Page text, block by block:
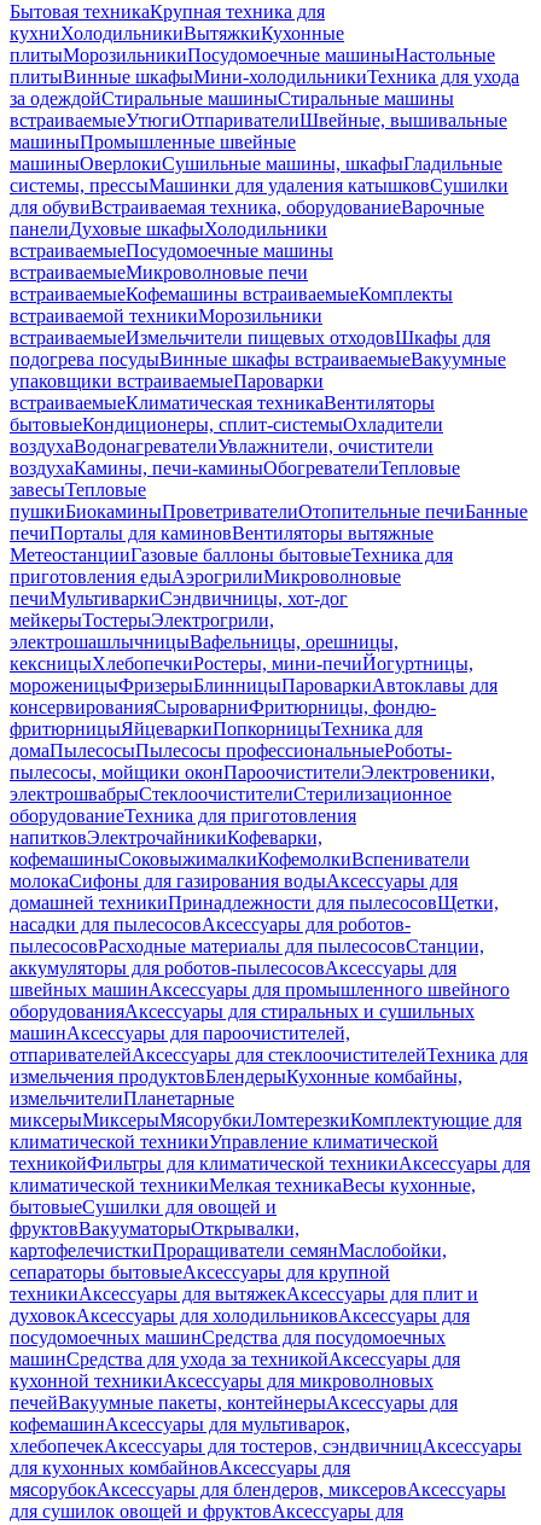
Бытовая техникаКрупная техника для
кухниХолодильникиВытяжкиКухонные
плитыМорозильникиПосудомоечные машиныНастольные
плитыВинные шкафыМини-холодильникиТехника для ухода
за одеждойСтиральные машиныСтиральные машины
встраиваемыеУтюгиОтпаривателиШвейные, вышивальные
машиныПромышленные швейные
машиныОверлокиСушильные машины, шкафыГладильные
системы, прессыМашинки для удаления катышковСушилки
для обувиВстраиваемая техника, оборудованиеВарочные
панелиДуховые шкафыХолодильники
встраиваемыеПосудомоечные машины
встраиваемыеМикроволновые печи
встраиваемыеКофемашины встраиваемыеКомплекты
встраиваемой техникиМорозильники
встраиваемыеИзмельчители пищевых отходовШкафы для
подогрева посудыВинные шкафы встраиваемыеВакуумные
упаковщики встраиваемыеПароварки
встраиваемыеКлиматическая техникаВентиляторы
бытовыеКондиционеры, сплит-системыОхладители
воздухаВодонагревателиУвлажнители, очистители
воздухаКамины, печи-каминыОбогревателиТепловые
завесыТепловые
пушкиБиокаминыПроветривателиОтопительные печиБанные
печиПорталы для каминовВентиляторы вытяжные
МетеостанцииГазовые баллоны бытовыеТехника для
приготовления едыАэрогрилиМикроволновые
печиМультиваркиСэндвичницы, хот-дог
мейкерыТостерыЭлектрогрили,
электрошашлычницыВафельницы, орешницы,
кексницыХлебопечкиРостеры, мини-печиЙогуртницы,
мороженицыФризерыБлинницыПароваркиАвтоклавы для
консервированияСыроварниФритюрницы, фондю-
фритюрницыЯйцеваркиПопкорницыТехника для
домаПылесосыПылесосы профессиональныеРоботы-
пылесосы, мойщики оконПароочистителиЭлектровеники,
электрошвабрыСтеклоочистителиСтерилизационное
оборудованиеТехника для приготовления
напитковЭлектрочайникиКофеварки,
кофемашиныСоковыжималкиКофемолкиВспениватели
молокаСифоны для газирования водыАксессуары для
домашней техникиПринадлежности для пылесосовЩетки,
насадки для пылесосовАксессуары для роботов-
пылесосовРасходные материалы для пылесосовСтанции,
аккумуляторы для роботов-пылесосовАксессуары для
швейных машинАксессуары для промышленного швейного
оборудованияАксессуары для стиральных и сушильных
машинАксессуары для пароочистителей,
отпаривателейАксессуары для стеклоочистителейТехника для
измельчения продуктовБлендерыКухонные комбайны,
измельчителиПланетарные
миксерыМиксерыМясорубкиЛомтерезкиКомплектующие для
климатической техникиУправление климатической
техникойФильтры для климатической техникиАксессуары для
климатической техникиМелкая техникаВесы кухонные,
бытовыеСушилки для овощей и
фруктовВакууматорыОткрывалки,
картофелечисткиПроращиватели семянМаслобойки,
сепараторы бытовыеАксессуары для крупной
техникиАксессуары для вытяжекАксессуары для плит и
духовокАксессуары для холодильниковАксессуары для
посудомоечных машинСредства для посудомоечных
машинСредства для ухода за техникойАксессуары для
кухонной техникиАксессуары для микроволновых
печейВакуумные пакеты, контейнерыАксессуары для
кофемашинАксессуары для мультиварок,
хлебопечекАксессуары для тостеров, сэндвичницАксессуары
для кухонных комбайновАксессуары для
мясорубокАксессуары для блендеров, миксеровАксессуары
для сушилок овощей и фруктовАксессуары для